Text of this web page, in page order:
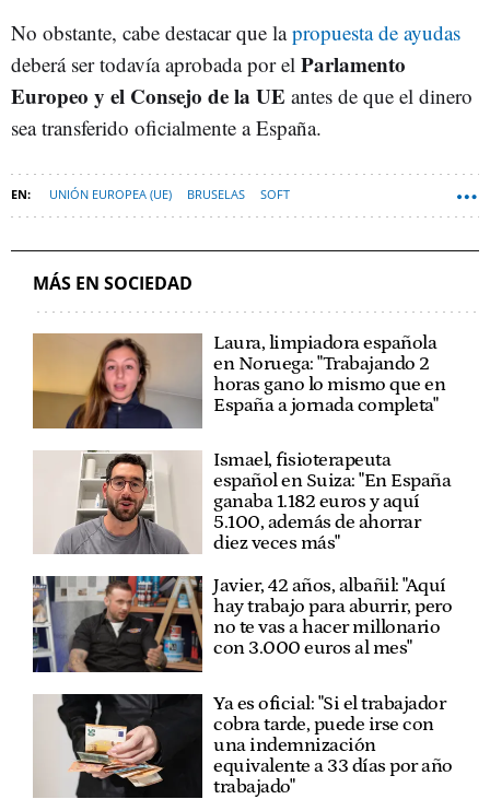
No obstante, cabe destacar que lapropuesta de ayudas
deberá ser todavía aprobada por el Parlamento
Europeo y el Consejo de la UE antes de que el dinero
sea transferido oficialmente a España.
UNIÓN EUROPEA (UE) BRUSELAS SOFT
MÁS EN SOCIEDAD
Laura, limpiadora española
en Noruega: "Trabajando 2
horas gano lo mismo que en
España a jornada completa"
Ismael, fisioterapeuta
español en Suiza: "En España
ganaba 1.182 euros y aquí
5.100, además de ahorrar
diez veces más"
Javier, 42 años, albañil: "Aquí
hay trabajo para aburrir, pero
no te vas a hacer millonario
con 3.000 euros al mes"
Ya es oficial: "Si el trabajador
cobra tarde, puede irse con
una indemnización
equivalente a 33 días por año
trabajado"